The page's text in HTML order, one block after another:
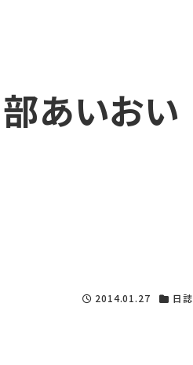
部あいおい
2014.01.27 日誌